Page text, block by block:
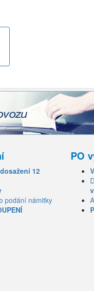
dosažení 12
podání námitky
PO